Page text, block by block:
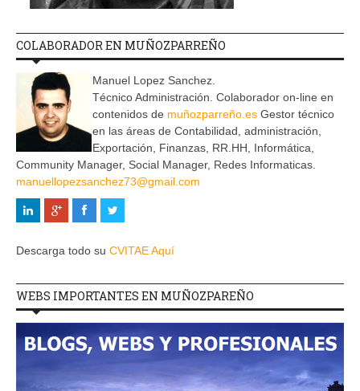
COLABORADOR EN MUÑOZPARREÑO
Manuel Lopez Sanchez.
Técnico Administración. Colaborador on-line en
contenidos de muñozparreño.es Gestor técnico
en las áreas de Contabilidad, administración,
Exportación, Finanzas, RR.HH, Informática,
Community Manager, Social Manager, Redes Informaticas.
manuellopezsanchez73@gmail.com
Descarga todo su CVITAE Aquí
WEBS IMPORTANTES EN MUÑOZPAREÑO